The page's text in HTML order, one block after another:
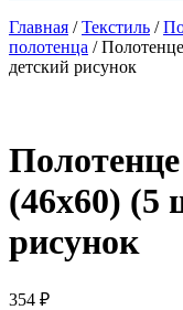
Главная /Текстиль /
полотенца /
детский рисунок
(46х60) (5
рисунок
354 ₽